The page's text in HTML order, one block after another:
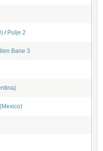
/ Pulje 2
Bane 3